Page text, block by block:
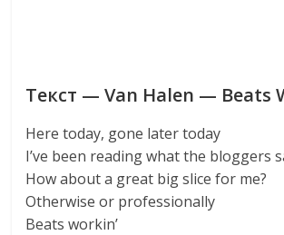
Текст — Van Halen — Beats
Here today, gone later today
I’ve been reading what the bloggers
How about a great big slice for me?
Otherwise or professionally
Beats workin’